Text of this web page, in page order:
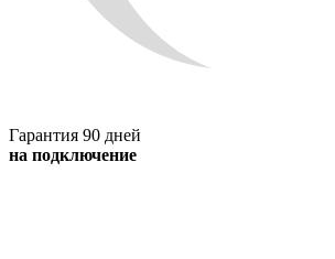
Гарантия 90 дней
на подключение